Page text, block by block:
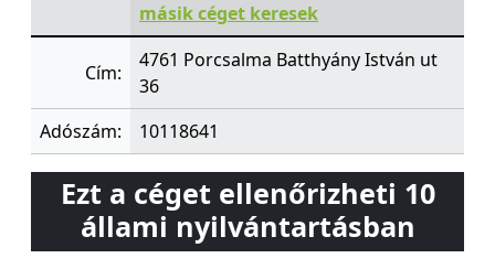
másik céget keresek
Cím:
4761 Porcsalma Batthyány István ut
36
Adószám:
10118641
Ezt a céget ellenőrizheti 10
állami nyilvántartásban